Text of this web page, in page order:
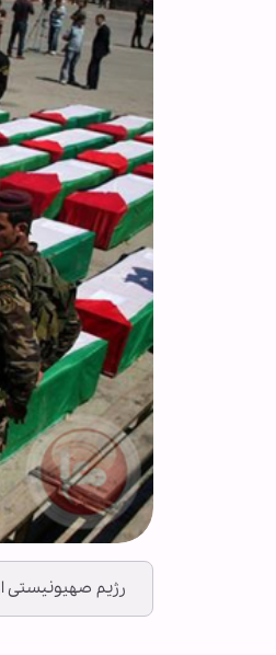
رژیم صهیونیستی از آوریل ۲۰۱۶، از تحویل ۶۸ پیکر فلسطینی به خانواده هایشان